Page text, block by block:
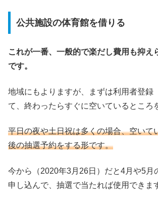
公共施設の体育館を借りる
これが一番、一般的で楽だし費用も抑え
です。
地域にもよりますが、まずは利用者登録
て、終わったらすぐに空いているところ
平日の夜や土日祝は多くの場合、空いて
後の抽選予約をする形です。
今から（2020年3月26日）だと4月や5月
申し込んで、抽選で当たれば使用できま